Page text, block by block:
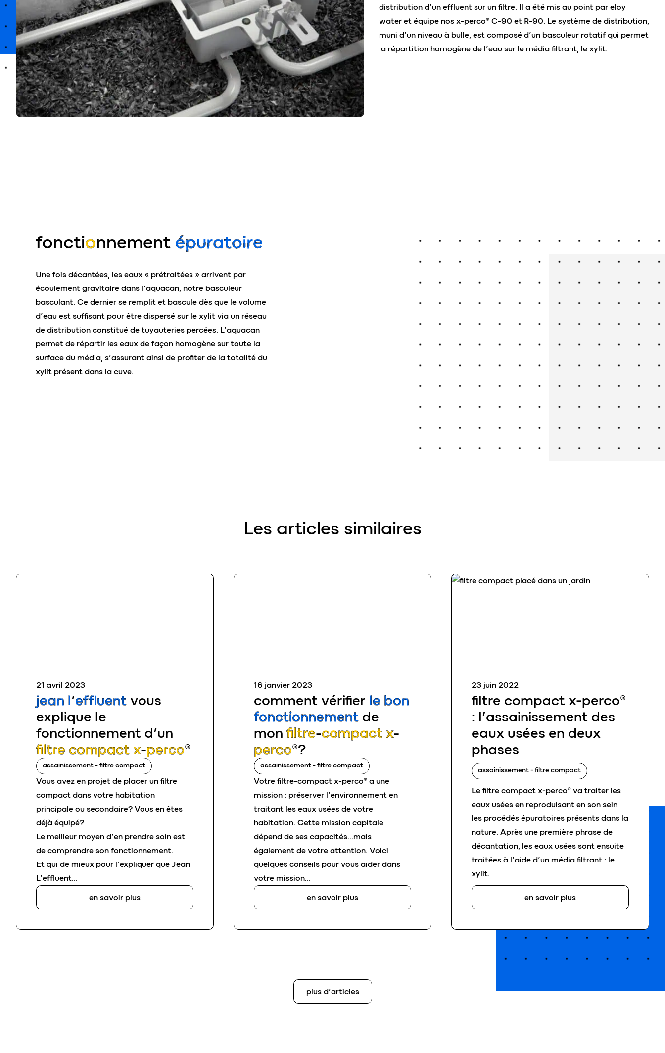
distribution d’un effluent sur un filtre. Il a été mis au point par eloy
water et équipe nos x-perco® C-90 et R-90. Le système de distribution,
muni d’un niveau à bulle, est composé d’un basculeur rotatif qui permet
la répartition homogène de l’eau sur le média filtrant, le xylit.
fonctionnement épuratoire
Une fois décantées, les eaux « prétraitées » arrivent par
écoulement gravitaire dans l’aquacan, notre basculeur
basculant. Ce dernier se remplit et bascule dès que le volume
d’eau est suffisant pour être dispersé sur le xylit via un réseau
de distribution constitué de tuyauteries percées. L’aquacan
permet de répartir les eaux de façon homogène sur toute la
surface du média, s’assurant ainsi de profiter de la totalité du
xylit présent dans la cuve.
Les articles similaires
jean l’effluent vous
explique le
fonctionnement d’un
filtre compact x-perco­®
21 avril 2023
assainissement - filtre compact
Vous avez en projet de placer un filtre
compact dans votre habitation
principale ou secondaire? Vous en êtes
déjà équipé?
Le meilleur moyen d’en prendre soin est
de comprendre son fonctionnement.
Et qui de mieux pour l’expliquer que Jean
L’effluent…
en savoir plus
comment vérifier le bon
fonctionnementde
mon filtre-compact x-
perco®?
16 janvier 2023
assainissement - filtre compact
Votre filtre-compact x-perco® a une
mission : préserver l’environnement en
traitant les eaux usées de votre
habitation. Cette mission capitale
dépend de ses capacités…mais
également de votre attention. Voici
quelques conseils pour vous aider dans
votre mission…
en savoir plus
filtre compact x-perco®
: l’assainissement des
eaux usées en deux
phases
23 juin 2022
assainissement - filtre compact
Le filtre compact x-perco® va traiter les
eaux usées en reproduisant en son sein
les procédés épuratoires présents dans la
nature. Après une première phrase de
décantation, les eaux usées sont ensuite
traitées à l’aide d’un média filtrant : le
xylit.
en savoir plus
plus d’articles